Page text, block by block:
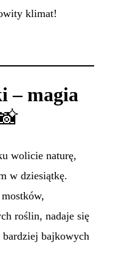
klimat!
– magia
wolicie naturę,
w dziesiątkę.
roślin, nadaje się
bajkowych